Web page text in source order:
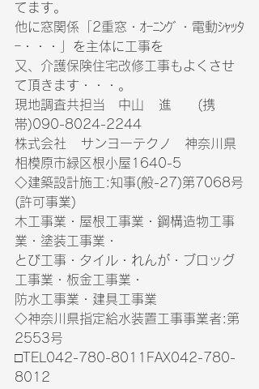
てます。
他に窓関係「2重窓・ｵｰﾆﾝｸﾞ・電動ｼｬｯﾀ
ｰ・・・」を主体に工事を
又、介護保険住宅改修工事もよくさせ
て頂きます・・・。
現地調査共担当　中山   進　　(携
帯)090-8024-2244
株式会社   サンヨーテクノ　神奈川県
相模原市緑区根小屋1640-5
◇建築設計施工:知事(般-27)第7068号
(許可事業)
木工事業・屋根工事業・鋼構造物工事
業・塗装工事業・
とび工事・タイル・れんが・ブロッグ
工事業・板金工事業・
防水工事業・建具工事業
◇神奈川県指定給水装置工事事業者:第
2553号
□TEL042-780-8011FAX042-780-
8012